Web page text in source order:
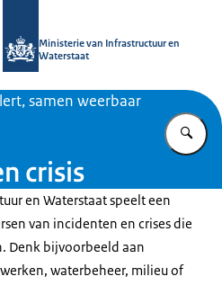
Ministerie van Infrastructuur en
Waterstaat
samen weerbaar
crisis
en Waterstaat speelt een
van incidenten en crises die
Denk bijvoorbeeld aan
waterbeheer, milieu of